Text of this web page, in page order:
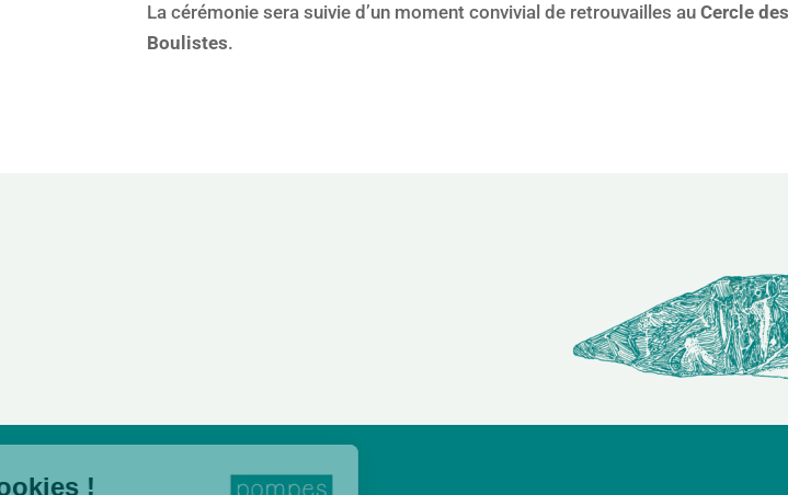
La cérémonie sera suivie d’un moment convivial de retrouvailles auCercle des
Boulistes.